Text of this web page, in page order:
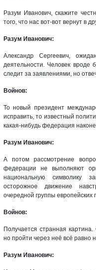
Разум Иванович, скажите
того, что нас вот-вот вернут в
Разум Иванович:
Александр Сергеевич,
деятельности. Человек вроде
следит за заявлениями, но
Войнов:
То новый президент
исправить, то известный
какая-нибудь федерация
Разум Иванович:
А потом рассмотрение
федерации не выполняют
национальную символику
осторожное движение
очередной группы европейских
Войнов:
Получается странная
но пройти через неё всё равно
Разум Иванович: